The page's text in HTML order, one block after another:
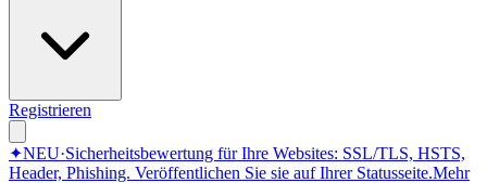
Registrieren
✦NEU·Sicherheitsbewertung für Ihre Websites: SSL/TLS, HSTS,
Header, Phishing. Veröffentlichen Sie sie auf Ihrer Statusseite.Mehr